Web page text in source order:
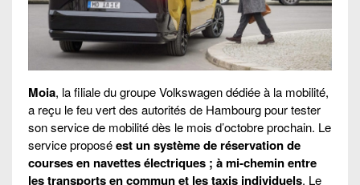
Moia, la filiale du groupe Volkswagen dédiée à la mobilité,
a reçu le feu vert des autorités de Hambourg pour tester
son service de mobilité dès le mois d’octobre prochain. Le
service proposéest un système de réservation de
courses en navettes électriques ; à mi-chemin entre
les transports en commun et les taxis individuels. Le